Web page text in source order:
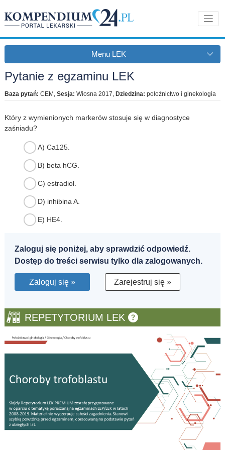
Menu LEK
Pytanie z egzaminu LEK
Baza pytań: CEM , Sesja: Wiosna 2017, Dziedzina: położnictwo i ginekologia
Który z wymienionych markerów stosuje się w diagnostyce
zaśniadu?
A) Ca125.
B) beta hCG.
C) estradiol.
D) inhibina A.
E) HE4.
Zaloguj się poniżej, aby sprawdzić odpowiedź.
Dostęp do treści serwisu tylko dla zalogowanych.
Zaloguj się » Zarejestruj się »
REPETYTORIUM LEK